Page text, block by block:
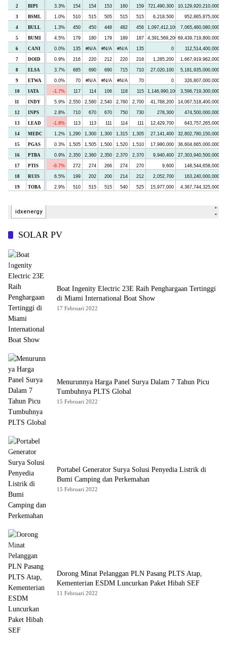
SOLAR PV
Boat Ingenity Electric 23E Raih Penghargaan Tertinggi
di Miami International Boat Show
17 Februari 2022
Menurunnya Harga Panel Surya Dalam 7 Tahun Picu
Tumbuhnya PLTS Global
15 Februari 2022
Portabel Generator Surya Solusi Penyedia Listrik di
Bumi Camping dan Perkemahan
15 Februari 2022
Dorong Minat Pelanggan PLN Pasang PLTS Atap,
Kementerian ESDM Luncurkan Paket Hibah SEF
11 Februari 2022